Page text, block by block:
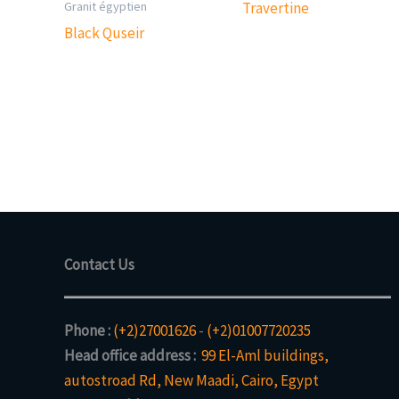
Granit égyptien
Black Quseir
Travertine
Contact Us
Phone :(+2)27001626- (+2)01007720235
Head office address : 99 El-Aml buildings,
autostroad Rd, New Maadi, Cairo, Egypt